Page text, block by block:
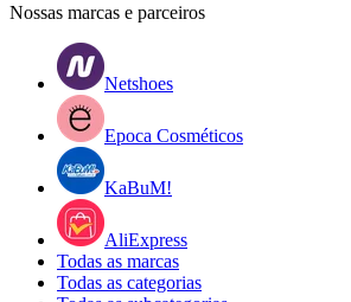
Nossas marcas e parceiros
Netshoes
Epoca Cosméticos
KaBuM!
AliExpress
Todas as marcas
Todas as categorias